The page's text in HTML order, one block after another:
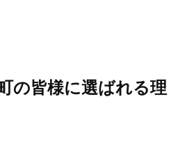
の皆様に選ばれる理